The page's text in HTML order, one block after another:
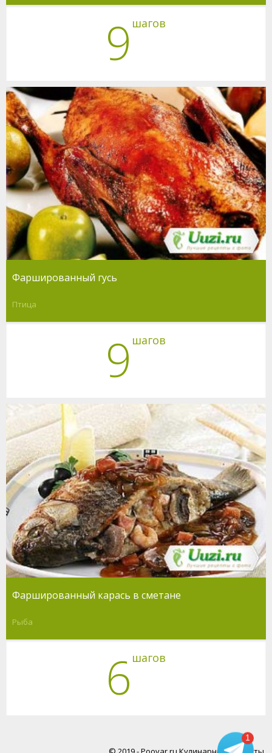
9 шагов
Фаршированный гусь
Птица
9 шагов
Фаршированный карась в сметане
Рыба
6 шагов
1